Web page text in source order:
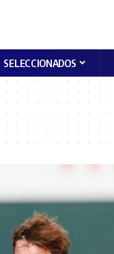
SELECCIONADOS